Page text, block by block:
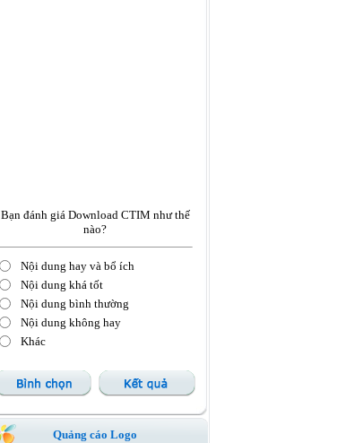
Bạn đánh giá Download CTIM như thế
nào?
Nội dung hay và bổ ích
Nội dung khá tốt
Nội dung bình thường
Nội dung không hay
Khác
Quảng cáo Logo